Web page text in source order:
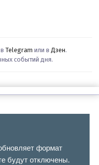
Telegram или в Дзен.
событий дня.
формат
будут отключены.